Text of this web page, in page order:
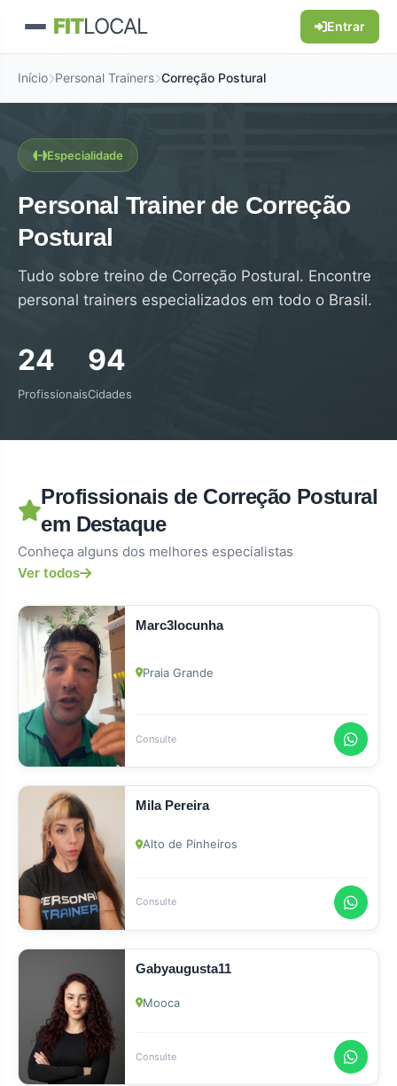
FITLOCAL Entrar
Início Personal Trainers Correção Postural
Especialidade
Personal Trainer de Correção
Postural
Tudo sobre treino de Correção Postural. Encontre
personal trainers especializados em todo o Brasil.
24
Profissionais
94
Cidades
Profissionais de Correção Postural
em Destaque
Conheça alguns dos melhores especialistas
Ver todos
Marc3locunha
Praia Grande
Consulte
Mila Pereira
Alto de Pinheiros
Consulte
Gabyaugusta11
Mooca
Consulte